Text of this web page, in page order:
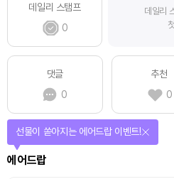
데일리 스탬프
0
데일리
댓글
0
추천
0
에어드랍
선물이 쏟아지는 에어드랍 이벤트!